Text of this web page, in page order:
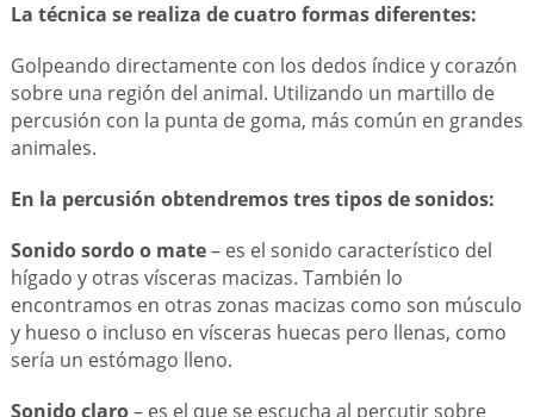
La técnica se realiza de cuatro formas diferentes:
Golpeando directamente con los dedos índice y corazón
sobre una región del animal. Utilizando un martillo de
percusión con la punta de goma, más común en grandes
animales.
En la percusión obtendremos tres tipos de sonidos:
Sonido sordo o mate– es el sonido característico del
hígado y otras vísceras macizas. También lo
encontramos en otras zonas macizas como son músculo
y hueso o incluso en vísceras huecas pero llenas, como
sería un estómago lleno.
Sonido claro– es el que se escucha al percutir sobre